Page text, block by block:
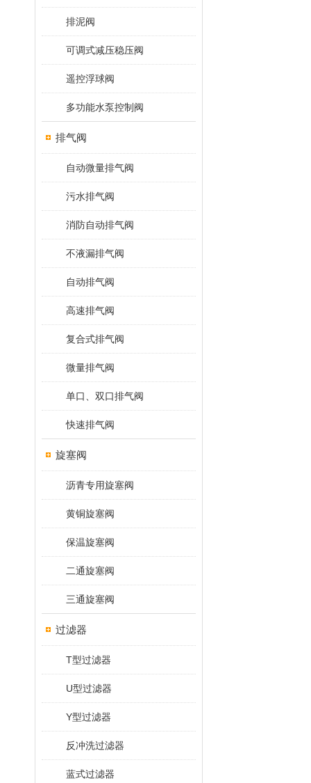
排泥阀
可调式减压稳压阀
遥控浮球阀
多功能水泵控制阀
排气阀
自动微量排气阀
污水排气阀
消防自动排气阀
不液漏排气阀
自动排气阀
高速排气阀
复合式排气阀
微量排气阀
单口、双口排气阀
快速排气阀
旋塞阀
沥青专用旋塞阀
黄铜旋塞阀
保温旋塞阀
二通旋塞阀
三通旋塞阀
过滤器
T型过滤器
U型过滤器
Y型过滤器
反冲洗过滤器
蓝式过滤器